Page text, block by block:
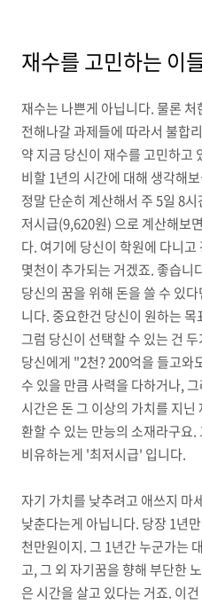
재수를 고민하는 이
재수는 나쁜게 아닙니다. 물론
전해나갈 과제들에 따라서 불합
약 지금 당신이 재수를 고민하고
비할 1년의 시간에 대해 생각해
정말 단순히 계산해서 주 5일 8
저시급(9,620원) 으로 계산해보
다. 여기에 당신이 학원에 다니
몇천이 추가되는 거겠죠. 좋습니
당신의 꿈을 위해 돈을 쓸 수 있
니다. 중요한건 당신이 원하는
그럼 당신이 선택할 수 있는 건
당신에게 "2천? 200억을 들고와
수 있을 만큼 사력을 다하거나,
시간은 돈 그 이상의 가치를 지
환할 수 있는 만능의 소재라구요
비유하는게 '최저시급' 입니다.
자기 가치를 낮추려고 애쓰지 마
낮춘다는게 아닙니다. 당장 1년
천만원이지. 그 1년간 누군가는
고, 그 외 자기꿈을 향해 부단한
은 시간을 살고 있다는 거죠. 이